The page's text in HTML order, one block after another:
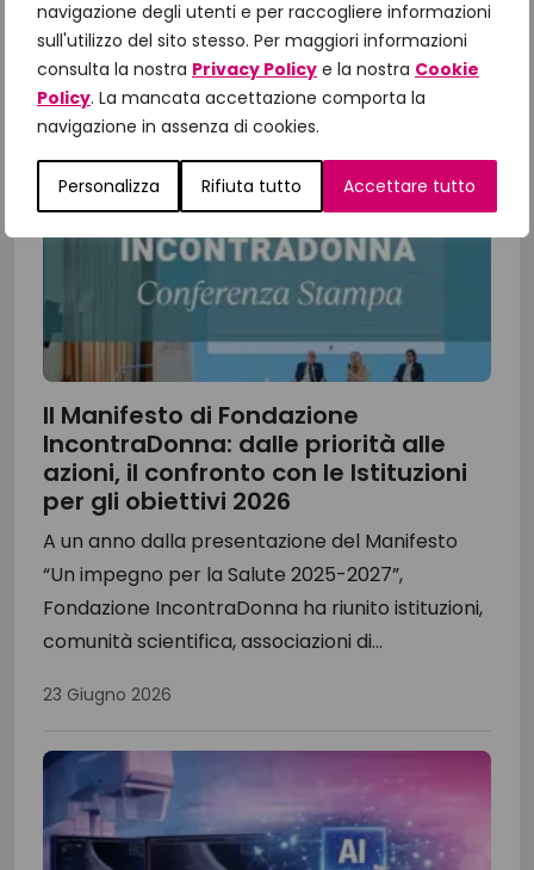
navigazione degli utenti e per raccogliere informazioni
sull'utilizzo del sito stesso. Per maggiori informazioni
consulta la nostra Privacy Policy e la nostra Cookie
Policy. La mancata accettazione comporta la
navigazione in assenza di cookies.
Personalizza Rifiuta tutto Accettare tutto
13 Luglio 2026
Il Manifesto di Fondazione
IncontraDonna: dalle priorità alle
azioni, il confronto con le Istituzioni
per gli obiettivi 2026
A un anno dalla presentazione del Manifesto
“Un impegno per la Salute 2025-2027”,
Fondazione IncontraDonna ha riunito istituzioni,
comunità scientifica, associazioni di...
23 Giugno 2026